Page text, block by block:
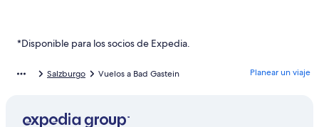
*Disponible para los socios de Expedia.
Salzburgo Vuelos a Bad Gastein Planear un viaje